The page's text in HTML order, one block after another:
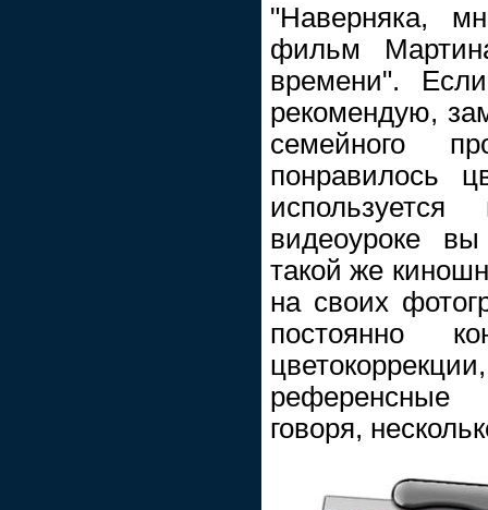
"Наверняка,
фильм
времени".
рекомендую,
семейного
понравилось
видеоуроке
такой же
на своих
постоянно
говоря,